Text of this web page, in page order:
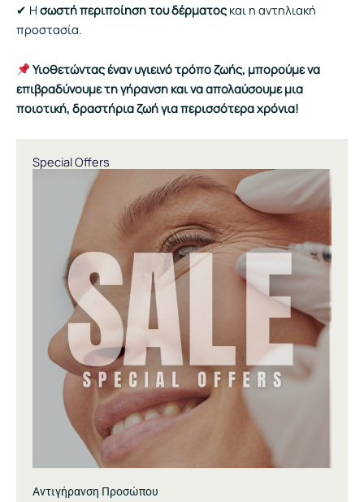
✔ Η σωστή περιποίηση του δέρματος και η αντηλιακή
προστασία.
Υιοθετώντας έναν υγιεινό τρόπο ζωής, μπορούμε να
επιβραδύνουμε τη γήρανση και να απολαύσουμε μια
ποιοτική, δραστήρια ζωή για περισσότερα χρόνια!
Special Offers
Αντιγήρανση Προσώπου
Original
price
was:
130,00 €.
τρέχουσα
τιμή
είναι:
49,00 €.